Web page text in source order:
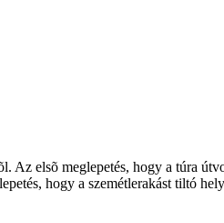
Az elsõ meglepetés, hogy a túra
hogy a szemétlerakást tiltó